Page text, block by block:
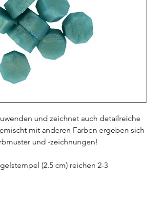
und zeichnet auch detailreiche
mit anderen Farben ergeben sich
und -zeichnungen!
(2.5 cm) reichen 2-3